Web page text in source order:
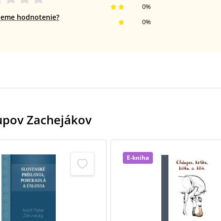
hodnotenie? 0%
0%
Zachejákov
E-kniha